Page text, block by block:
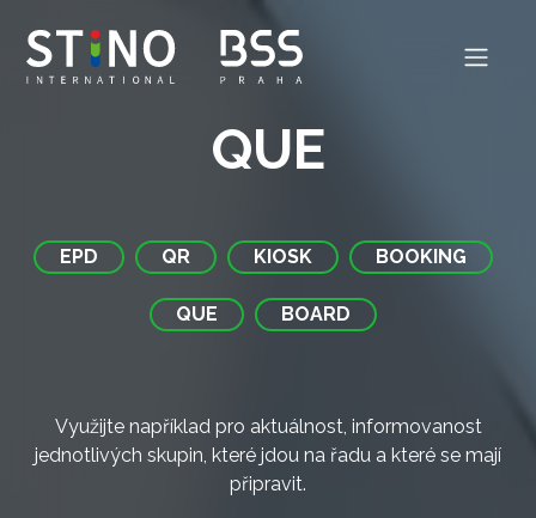
QUE
EPD QR KIOSK BOOKING
QUE BOARD
Využijte například pro aktuálnost, informovanost
jednotlivých skupin, které jdou na řadu a které se mají
připravit.